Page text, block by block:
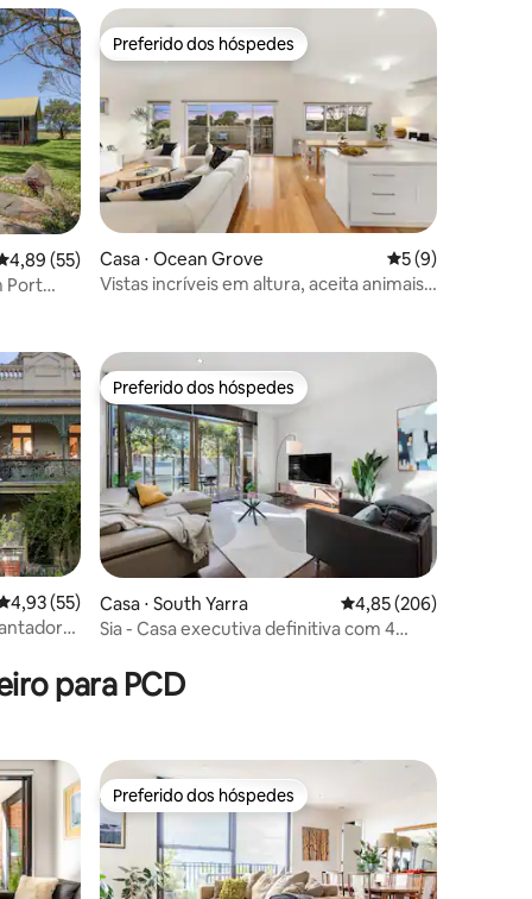
hóspedes
de uma avaliação média de 5, 55 avaliações
4,89 (55)
Port
Preferido dos hóspedes
Preferido dos hóspedes
Casa ⋅ Ocean Grove 5 de uma
5 (9)
Vistas incríveis em altura, aceita animais
de uma avaliação média de 5, 55 avaliações
4,93 (55)
Preferido dos hóspedes
Preferido dos hóspedes
Casa ⋅ South Yarra 4,85 de uma avaliação
4,85 (206)
Sia - Casa executiva definitiva com 4
para PCD
Preferido dos hóspedes
Preferido dos hóspedes